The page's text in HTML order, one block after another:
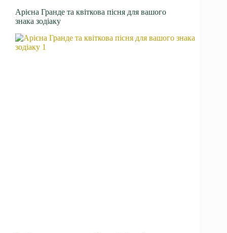
Арієна Гранде та квіткова пісня для вашого
знака зодіаку